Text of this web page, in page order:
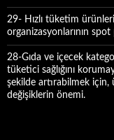
29- Hızlı tüketim
organizasyonlarının
28-Gıda ve içecek
tüketici sağlığını
şekilde artırabilmek için,
değişiklerin önemi.